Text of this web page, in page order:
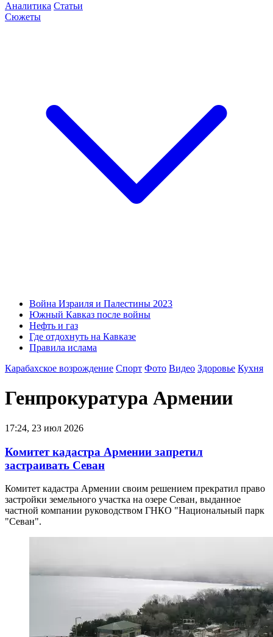
Аналитика Статьи
Сюжеты
Война Израиля и Палестины 2023
Южный Кавказ после войны
Нефть и газ
Где отдохнуть на Кавказе
Правила ислама
Карабахское возрождение Спорт Фото Видео Здоровье Кухня
Генпрокуратура Армении
17:24, 23 июл 2026
Комитет кадастра Армении запретил
застраивать Севан
Комитет кадастра Армении своим решением прекратил право
застройки земельного участка на озере Севан, выданное
частной компании руководством ГНКО "Национальный парк
"Севан".